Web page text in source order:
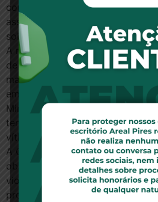
consolida em termos estruturais
assistência à gestante, em seu
sobretudo, no respeito à mulher
A nova normativa, por outro
de incentivar que as mulheres
mais vulneráveis, permitindo
em que a violência obstétrica
Ministério da Saúde. Este
tentativa de calar o grito de
vítimas dessas atrocidades.
A OAB Mulher se solidariza com
obstétrica e reitera o repúdio a
violência de gênero,
promover a conscientização